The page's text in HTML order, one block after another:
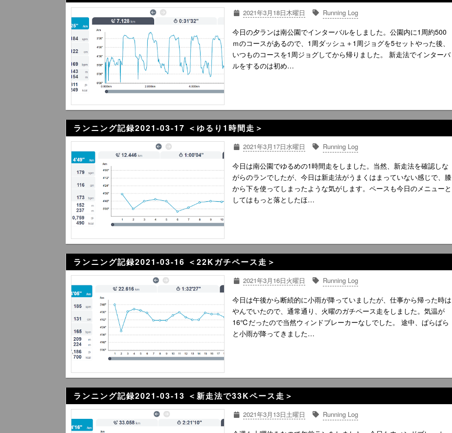
2021年3月18日木曜日 Running Log
今日の夕ランは南公園でインターバルをしました。公園内に1周約500
ｍのコースがあるので、1周ダッシュ＋1周ジョグを5セットやった後、
いつものコースを1周ジョグしてから帰りました。 新走法でインターバ
ルをするのは初め…
ランニング記録2021-03-17 ＜ゆるり1時間走＞
2021年3月17日水曜日 Running Log
今日は南公園でゆるめの1時間走をしました。当然、新走法を確認しな
がらのランでしたが、今日は新走法がうまくはまっていない感じで、膝
から下を使ってしまったような気がします。ペースも今日のメニューと
してはもっと落としたほ…
ランニング記録2021-03-16 ＜22Kガチペース走＞
2021年3月16日火曜日 Running Log
今日は午後から断続的に小雨が降っていましたが、仕事から帰った時は
やんでいたので、通常通り、火曜のガチペース走をしました。気温が
16℃だったので当然ウィンドブレーカーなしでした。 途中、ぱらぱら
と小雨が降ってきました…
ランニング記録2021-03-13 ＜新走法で33Kペース走＞
2021年3月13日土曜日 Running Log